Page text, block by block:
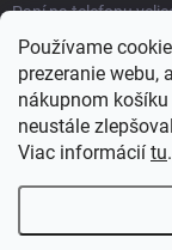
Používame
prezeranie webu,
nákupnom
neustále
Viac informácií tu.
Paní na telefonu